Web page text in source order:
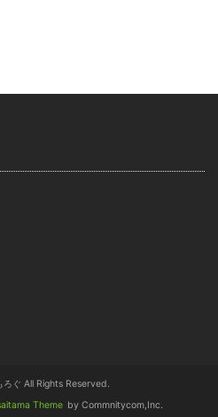
ぐ All Rights Reserved.
Theme by Commnitycom,Inc.